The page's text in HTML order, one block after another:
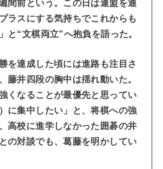
間前という。この日は連盟を通
ラスにする気持ちでこれからも
と“文棋両立”へ抱負を語った。
を達成した頃には進路も注目さ
藤井四段の胸中は揺れ動いた。
くなることが最優先と思ってい
に集中したい」と、将棋への強
高校に進学しなかった囲碁の井
の対談でも、葛藤を明かしてい